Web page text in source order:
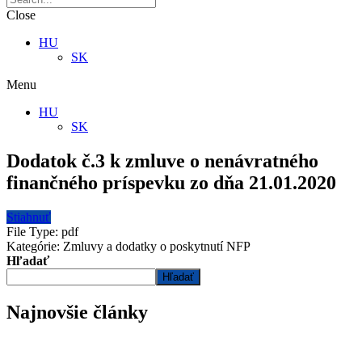
Close
HU
SK
Menu
HU
SK
Dodatok č.3 k zmluve o nenávratného
finančného príspevku zo dňa 21.01.2020
Stiahnuť
File Type: pdf
Kategórie: Zmluvy a dodatky o poskytnutí NFP
Hľadať
Hľadať
Najnovšie články